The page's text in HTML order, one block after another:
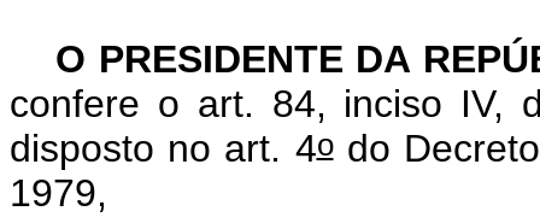
O PRESIDENTE DA
confere o art. 84, inciso IV,
disposto no art. 4odo
1979,